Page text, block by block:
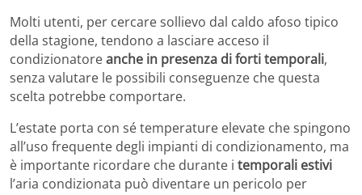
Molti utenti, per cercare sollievo dal caldo afoso tipico
della stagione, tendono a lasciare acceso il
condizionatoreanche in presenza di forti temporali,
senza valutare le possibili conseguenze che questa
scelta potrebbe comportare.
L’estate porta con sé temperature elevate che spingono
all’uso frequente degli impianti di condizionamento, ma
è importante ricordare che durante i temporali estivi
l’aria condizionata può diventare un pericolo per